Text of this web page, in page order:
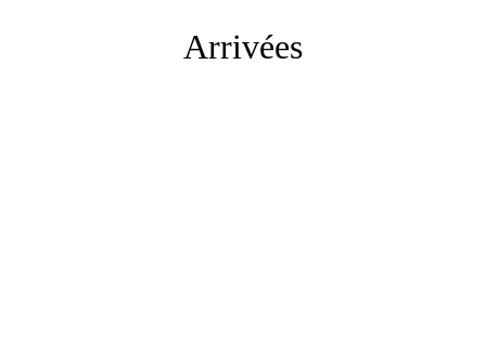
Arrivées